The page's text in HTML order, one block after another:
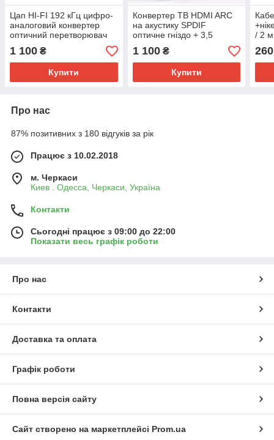
Цап HI-FI 192 кГц цифро-
аналоговий конвертер
оптичний перетворювач
1 100 ₴
Купити
Конвертер ТВ HDMI ARC
на акустику SPDIF
оптичне гніздо + 3,5
TOSLINK
1 100₴
Купити
/ 2 м
260
Про нас
87% позитивних з 180 відгуків за рік
Працює з 10.02.2018
м. Черкаси
Киев . Одесса, Черкаси, Україна
Контакти
Сьогодні працює з 09:00 до 22:00
Показати весь графік роботи
Про нас
Контакти
Доставка та оплата
Графік роботи
Повна версія сайту
Сайт створено на маркетплейсі Prom.ua